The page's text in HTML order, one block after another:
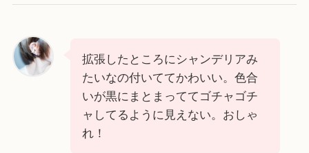
拡張したところにシャンデリアみ
たいなの付いててかわいい。色合
いが黒にまとまっててゴチャゴチ
ャしてるように見えない。おしゃ
れ！